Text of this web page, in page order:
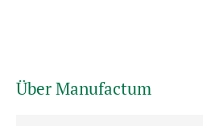
Über Manufactum